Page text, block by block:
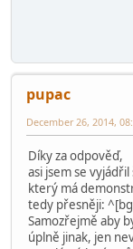
pupac
December 26, 2014,
Díky za odpověď,
asi jsem se
který má
tedy přesněji:
Samozřejmě aby
úplně jinak, jen